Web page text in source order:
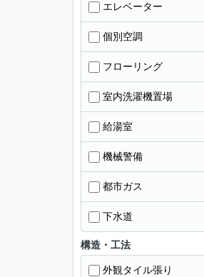
エレベーター
個別空調
フローリング
室内洗濯機置場
給湯室
機械警備
都市ガス
下水道
構造・工法
外観タイル張り